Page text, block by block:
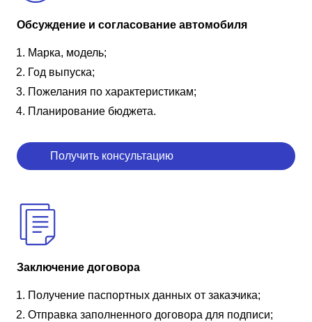
Обсуждение и согласование автомобиля
Марка, модель;
Год выпуска;
Пожелания по характеристикам;
Планирование бюджета.
Получить консультацию
Заключение договора
Получение паспортных данных от заказчика;
Отправка заполненного договора для подписи;